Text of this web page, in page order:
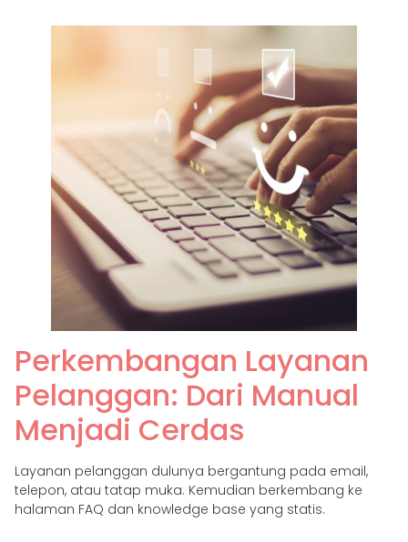
Perkembangan Layanan
Pelanggan: Dari Manual
Menjadi Cerdas
Layanan pelanggan dulunya bergantung pada email,
telepon, atau tatap muka. Kemudian berkembang ke
halaman FAQ dan knowledge base yang statis.